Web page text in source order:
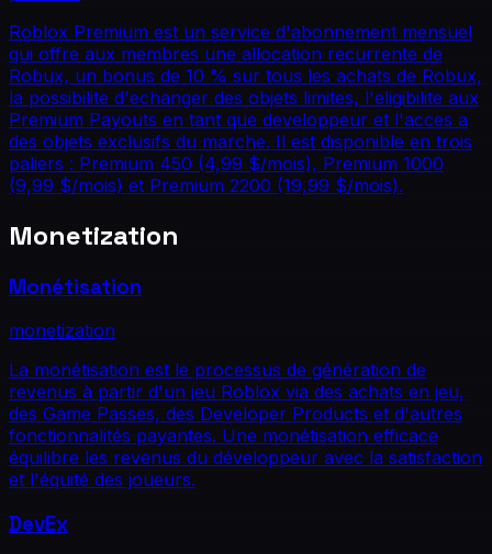
Roblox Premium est un service d'abonnement mensuel
qui offre aux membres une allocation recurrente de
Robux, un bonus de 10 % sur tous les achats de Robux,
la possibilite d'echanger des objets limites, l'eligibilite aux
Premium Payouts en tant que developpeur et l'acces a
des objets exclusifs du marche. Il est disponible en trois
paliers : Premium 450 (4,99 $/mois), Premium 1000
(9,99 $/mois) et Premium 2200 (19,99 $/mois).
Monetization
Monétisation
monetization
La monétisation est le processus de génération de
revenus à partir d'un jeu Roblox via des achats en jeu,
des Game Passes, des Developer Products et d'autres
fonctionnalités payantes. Une monétisation efficace
équilibre les revenus du développeur avec la satisfaction
et l'équité des joueurs.
DevEx